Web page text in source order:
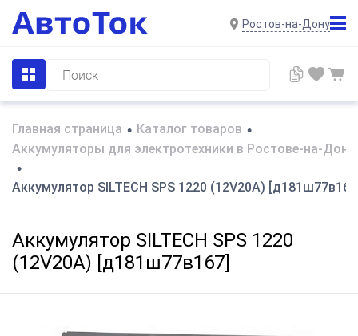
Ростов-на-Дону
Главная страница • Каталог товаров •
Аккумуляторы для электротехники в Ростове-на-Дону
•
Аккумулятор SILTECH SPS 1220 (12V20A)
Аккумулятор SILTECH SPS 1220
(12V20A) [д181ш77в167]